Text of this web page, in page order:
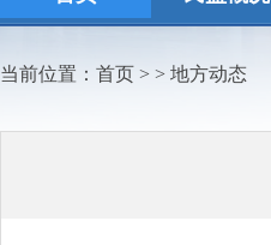
当前位置： 首页 > > 地方动态